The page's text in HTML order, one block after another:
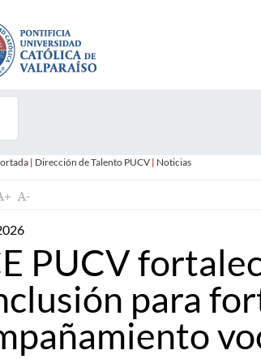
| Dirección de Talento PUCV| Noticias
PUCV
para